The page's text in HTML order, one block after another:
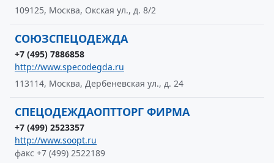
109125, Москва, Окская ул., д. 8/2
СОЮЗСПЕЦОДЕЖДА
+7 (495) 7886858
http://www.specodegda.ru
113114, Москва, Дербеневская ул., д. 24
СПЕЦОДЕЖДАОПТТОРГ ФИРМА
+7 (499) 2523357
http://www.soopt.ru
факс +7 (499) 2522189